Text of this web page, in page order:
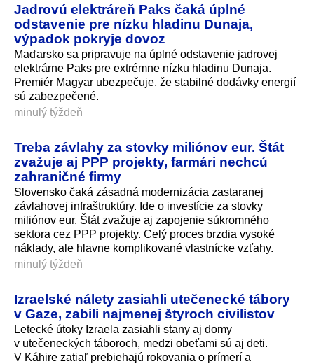
Jadrovú elektráreň Paks čaká úplné
odstavenie pre nízku hladinu Dunaja,
výpadok pokryje dovoz
Maďarsko sa pripravuje na úplné odstavenie jadrovej
elektrárne Paks pre extrémne nízku hladinu Dunaja.
Premiér Magyar ubezpečuje, že stabilné dodávky energií
sú zabezpečené.
minulý týždeň
Treba závlahy za stovky miliónov eur. Štát
zvažuje aj PPP projekty, farmári nechcú
zahraničné firmy
Slovensko čaká zásadná modernizácia zastaranej
závlahovej infraštruktúry. Ide o investície za stovky
miliónov eur. Štát zvažuje aj zapojenie súkromného
sektora cez PPP projekty. Celý proces brzdia vysoké
náklady, ale hlavne komplikované vlastnícke vzťahy.
minulý týždeň
Izraelské nálety zasiahli utečenecké tábory
v Gaze, zabili najmenej štyroch civilistov
Letecké útoky Izraela zasiahli stany aj domy
v utečeneckých táboroch, medzi obeťami sú aj deti.
V Káhire zatiaľ prebiehajú rokovania o prímerí a